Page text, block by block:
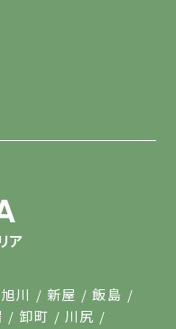
ア
川 新屋
飯島
卸町
川尻